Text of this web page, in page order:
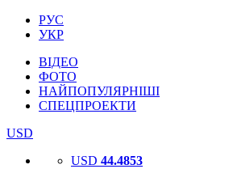
РУС
УКР
ВІДЕО
ФОТО
НАЙПОПУЛЯРНІШІ
СПЕЦПРОЕКТИ
USD
USD 44.4853